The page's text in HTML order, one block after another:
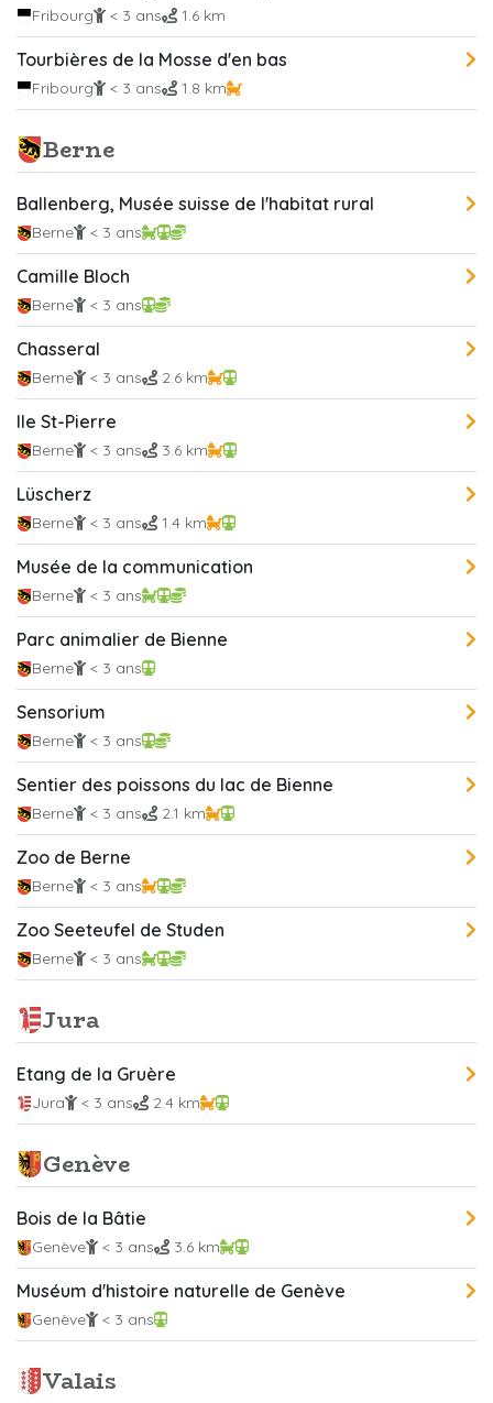
Fribourg < 3 ans 1.6 km
Tourbières de la Mosse d'en bas
Fribourg < 3 ans 1.8 km
Berne
Ballenberg, Musée suisse de l'habitat rural
Berne < 3 ans
Camille Bloch
Berne < 3 ans
Chasseral
Berne < 3 ans 2.6 km
Ile St-Pierre
Berne < 3 ans 3.6 km
Lüscherz
Berne < 3 ans 1.4 km
Musée de la communication
Berne < 3 ans
Parc animalier de Bienne
Berne < 3 ans
Sensorium
Berne < 3 ans
Sentier des poissons du lac de Bienne
Berne < 3 ans 2.1 km
Zoo de Berne
Berne < 3 ans
Zoo Seeteufel de Studen
Berne < 3 ans
Jura
Etang de la Gruère
Jura < 3 ans 2.4 km
Genève
Bois de la Bâtie
Genève < 3 ans 3.6 km
Muséum d'histoire naturelle de Genève
Genève < 3 ans
Valais